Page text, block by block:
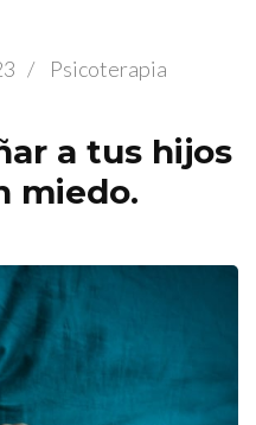
/
Psicoterapia
a tus hijos
miedo.